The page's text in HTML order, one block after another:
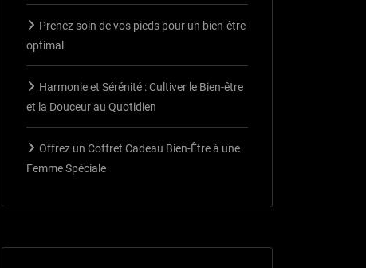
Prenez soin de vos pieds pour un bien-être
optimal
Harmonie et Sérénité : Cultiver le Bien-être
et la Douceur au Quotidien
Offrez un Coffret Cadeau Bien-Être à une
Femme Spéciale